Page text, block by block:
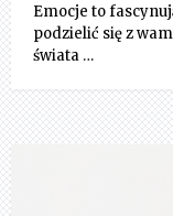
Emocje to
podzielić się z
świata …